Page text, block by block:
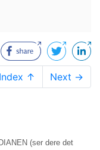
↑ Next →
(ser dere det